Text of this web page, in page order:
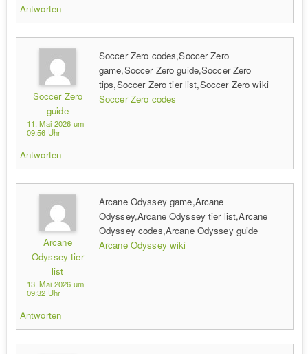
Antworten
Soccer Zero
guide
11. Mai 2026 um
09:56 Uhr
Soccer Zero codes,Soccer Zero
game,Soccer Zero guide,Soccer Zero
tips,Soccer Zero tier list,Soccer Zero wiki
Soccer Zero codes
Antworten
Arcane
Odyssey tier
list
13. Mai 2026 um
09:32 Uhr
Arcane Odyssey game,Arcane
Odyssey,Arcane Odyssey tier list,Arcane
Odyssey codes,Arcane Odyssey guide
Arcane Odyssey wiki
Antworten